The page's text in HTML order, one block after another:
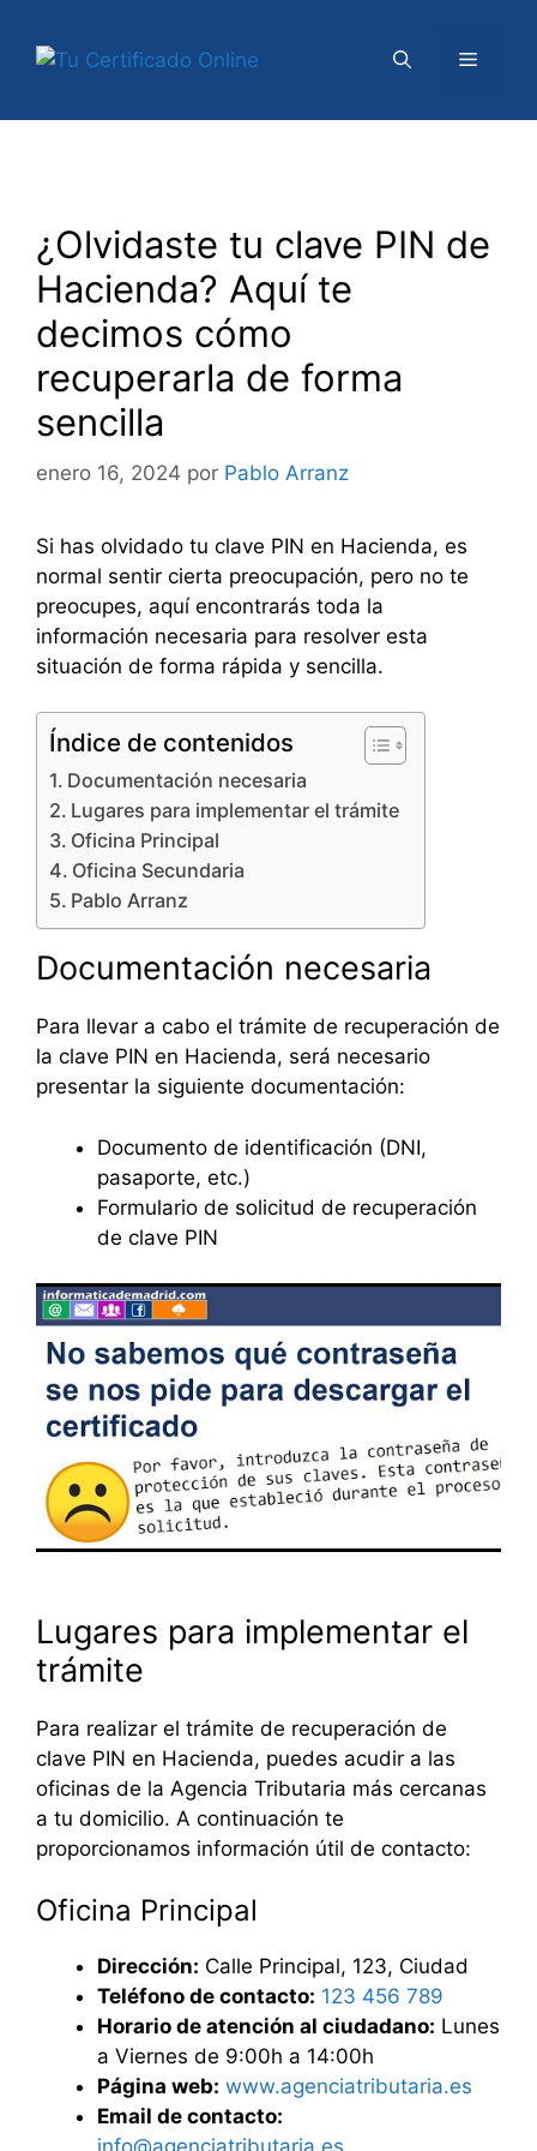
contenido
Menú
¿Olvidaste tu clave PIN de
Hacienda? Aquí te
decimos cómo
recuperarla de forma
sencilla
enero 16, 2024 por Pablo Arranz
Si has olvidado tu clave PIN en Hacienda, es
normal sentir cierta preocupación, pero no te
preocupes, aquí encontrarás toda la
información necesaria para resolver esta
situación de forma rápida y sencilla.
Índice de contenidos
Documentación necesaria
Lugares para implementar el trámite
Oficina Principal
Oficina Secundaria
Pablo Arranz
Documentación necesaria
Para llevar a cabo el trámite de recuperación de
la clave PIN en Hacienda, será necesario
presentar la siguiente documentación:
Documento de identificación (DNI,
pasaporte, etc.)
Formulario de solicitud de recuperación
de clave PIN
Lugares para implementar el
trámite
Para realizar el trámite de recuperación de
clave PIN en Hacienda, puedes acudir a las
oficinas de la Agencia Tributaria más cercanas
a tu domicilio. A continuación te
proporcionamos información útil de contacto:
Oficina Principal
Dirección: Calle Principal, 123, Ciudad
Teléfono de contacto: 123 456 789
Horario de atención al ciudadano: Lunes
a Viernes de 9:00h a 14:00h
Página web: www.agenciatributaria.es
Email de contacto: